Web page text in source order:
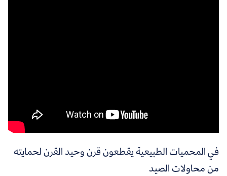
في المحميات الطبيعية يقطعون قرن وحيد القرن لحمايته
من محاولات الصيد